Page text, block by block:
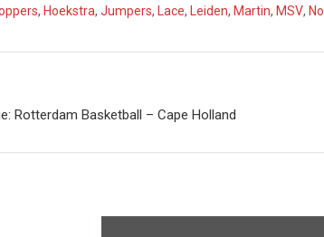
, Hoekstra, Jumpers, Lace, Leiden, Martin, MSV,
Rotterdam Basketball – Cape Holland